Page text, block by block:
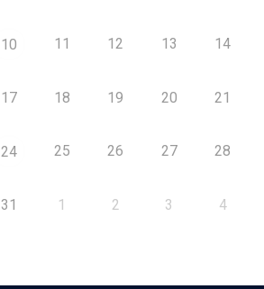
10 11 12 13 14
17 18 19 20 21
24 25 26 27 28
31 1 2 3 4